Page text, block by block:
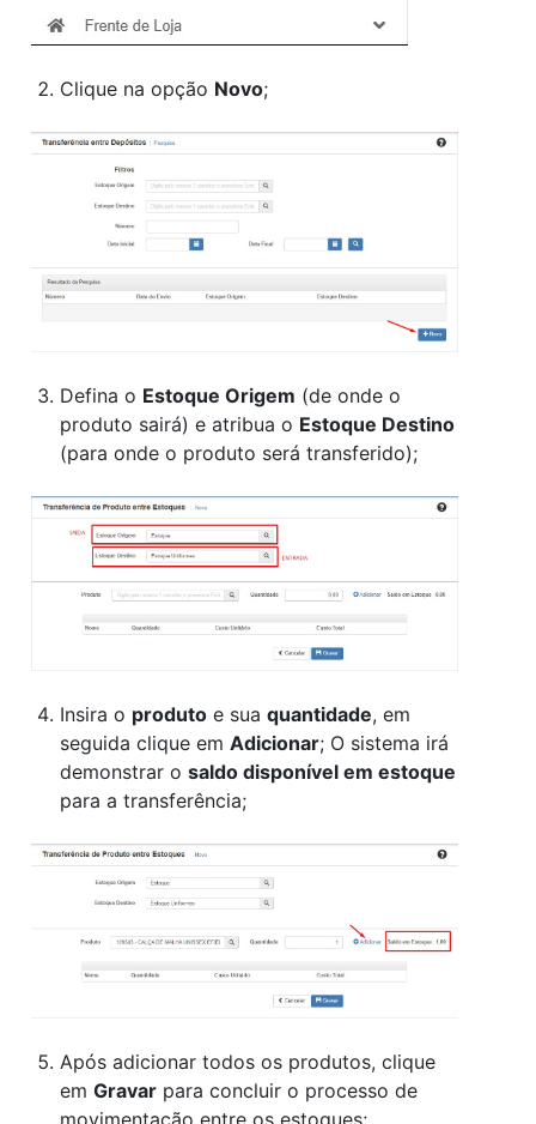
Clique na opção Novo;
Defina o Estoque Origem (de onde o
produto sairá) e atribua o Estoque Destino
(para onde o produto será transferido);
Insira o produtoe sua quantidade, em
seguida clique em Adicionar; O sistema irá
demonstrar o saldo disponível em estoque
para a transferência;
Após adicionar todos os produtos, clique
em Gravarpara concluir o processo de
movimentação entre os estoques;